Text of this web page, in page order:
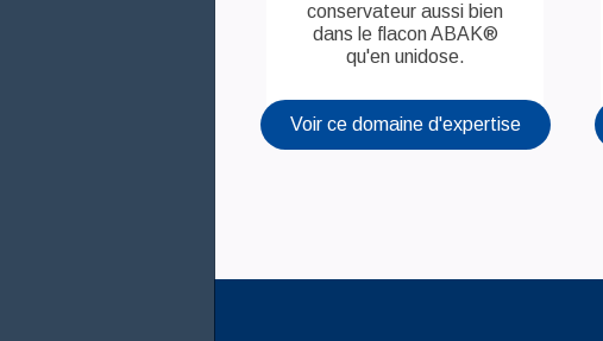
conservateur aussi bien
dans le flacon ABAK®
qu'en unidose.
Voir ce domaine d'expertise